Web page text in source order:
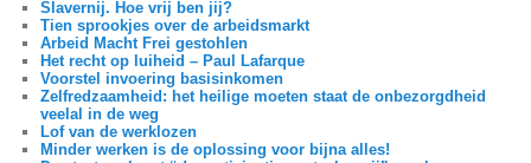
Slavernij. Hoe vrij ben jij?
Tien sprookjes over de arbeidsmarkt
Arbeid Macht Frei gestohlen
Het recht op luiheid – Paul Lafarque
Voorstel invoering basisinkomen
Zelfredzaamheid: het heilige moeten staat de onbezorgdheid
veelal in de weg
Lof van de werklozen
Minder werken is de oplossing voor bijna alles!